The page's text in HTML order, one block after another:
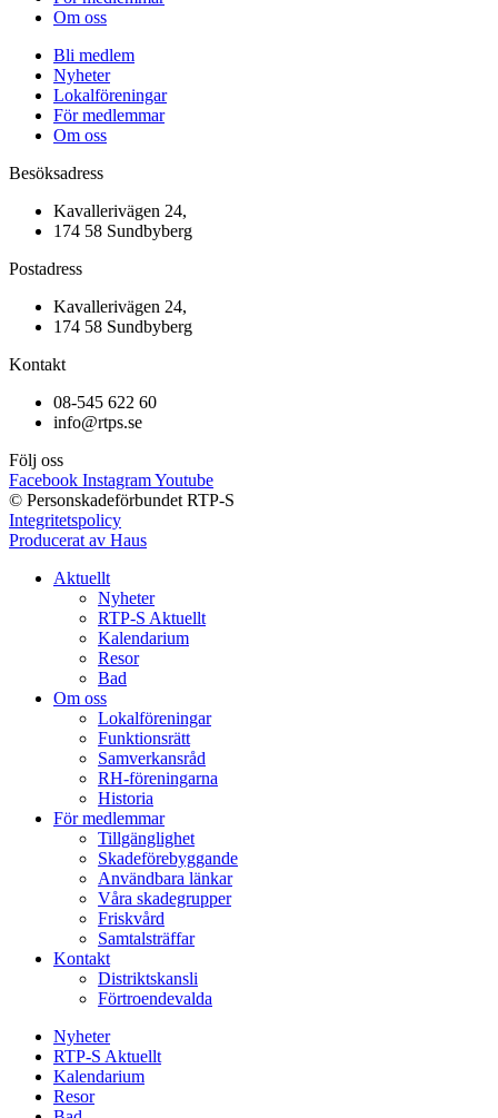
Om oss
Bli medlem
Nyheter
Lokalföreningar
För medlemmar
Om oss
Besöksadress
Kavallerivägen 24,
174 58 Sundbyberg
Postadress
Kavallerivägen 24,
174 58 Sundbyberg
Kontakt
08-545 622 60
info@rtps.se
Följ oss
Facebook InstagramYoutube
© Personskadeförbundet RTP-S
Integritetspolicy
Producerat av Haus
Aktuellt
Nyheter
RTP-S Aktuellt
Kalendarium
Resor
Bad
Om oss
Lokalföreningar
Funktionsrätt
Samverkansråd
RH-föreningarna
Historia
För medlemmar
Tillgänglighet
Skadeförebyggande
Användbara länkar
Våra skadegrupper
Friskvård
Samtalsträffar
Kontakt
Distriktskansli
Förtroendevalda
Nyheter
RTP-S Aktuellt
Kalendarium
Resor